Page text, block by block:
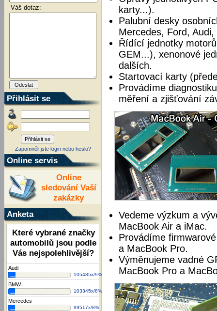
Váš dotaz:
Přihlásit se
Zapomněli jste login nebo heslo?
Online servis
Online
sledování Vaší
zakázky
Anketa
Které vybrané značky
automobilů jsou podle
Vás nejspolehlivější?
Audi
105485x/9%
BMW
103345x/8%
Mercedes
99517x/8%
karty...).
Palubní desky
Mercedes, Ford, Audi,
Řídící jednotky
GEM...), xenonové
dalších.
Startovací karty
Provádíme
měření a zjišťování
Vedeme výzkum a
MacBook Air a iMac.
Provádíme
a MacBook Pro.
Výměnujeme vadné
MacBook Pro a